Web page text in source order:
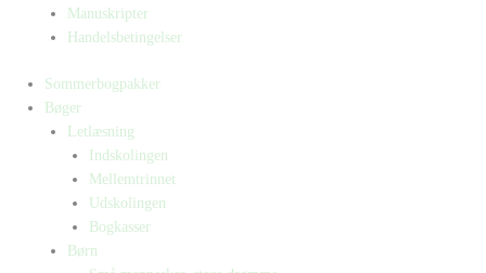
Manuskripter
Handelsbetingelser
Sommerbogpakker
Bøger
Letlæsning
Indskolingen
Mellemtrinnet
Udskolingen
Bogkasser
Børn